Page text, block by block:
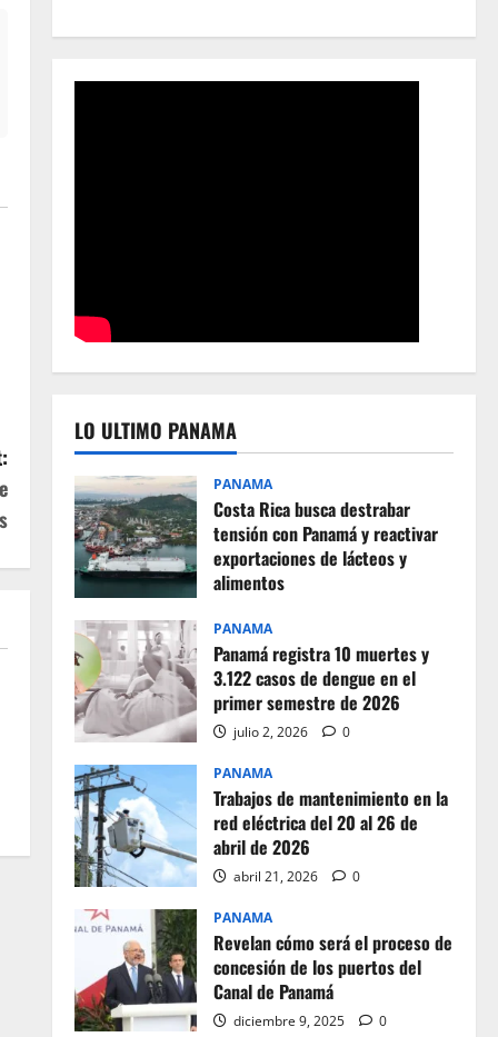
LO ULTIMO PANAMA
PANAMA
Costa Rica busca destrabar
tensión con Panamá y reactivar
exportaciones de lácteos y
alimentos
PANAMA
Panamá registra 10 muertes y
3.122 casos de dengue en el
primer semestre de 2026
julio 2, 2026 0
PANAMA
Trabajos de mantenimiento en la
red eléctrica del 20 al 26 de
abril de 2026
abril 21, 2026 0
PANAMA
Revelan cómo será el proceso de
concesión de los puertos del
Canal de Panamá
diciembre 9, 2025 0